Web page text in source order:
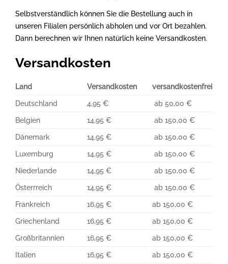
Selbstverständlich können Sie die Bestellung auch in
unseren Filialen persönlich abholen und vor Ort bezahlen.
Dann berechnen wir Ihnen natürlich keine Versandkosten.
Versandkosten
Land Versandkosten
versandkostenfrei
Deutschland
4,95 €
ab 50,00 €
Belgien
14,95 €
ab 150,00 €
Dänemark
14,95 €
ab 150,00 €
Luxemburg
14,95 €
ab 150,00 €
Niederlande
14,95 €
ab 150,00 €
Österrreich
14,95 €
ab 150,00 €
Frankreich
16,95 €
ab 150,00 €
Griechenland
16,95 €
ab 150,00 €
Großbritannien
16,95 €
ab 150,00 €
Italien
16,95 €
ab 150,00 €